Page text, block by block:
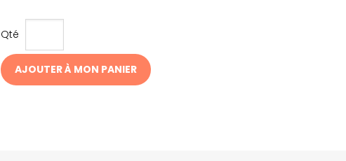
Qté
AJOUTER À MON PANIER